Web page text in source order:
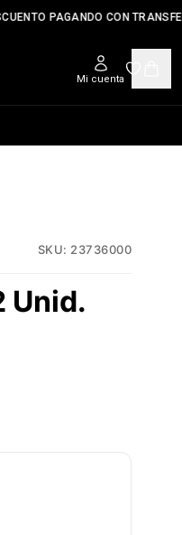
PAGANDO CON
Mi cuenta
SKU: 23736000
Unid.